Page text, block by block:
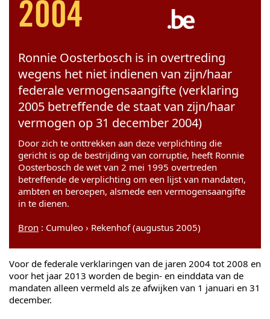
2004
Ronnie Oosterbosch is in overtreding
wegens het niet indienen van zijn/haar
federale vermogensaangifte (verklaring
2005 betreffende de staat van zijn/haar
vermogen op 31 december 2004)
Door zich te onttrekken aan deze verplichting die
gericht is op de bestrijding van corruptie, heeft Ronnie
Oosterbosch de wet van 2 mei 1995 overtreden
betreffende de verplichting om een lijst van mandaten,
ambten en beroepen, alsmede een vermogensaangifte
in te dienen.
Bron : Cumuleo › Rekenhof (augustus 2005)
Voor de federale verklaringen van de jaren 2004 tot 2008 en
voor het jaar 2013 worden de begin- en einddata van de
mandaten alleen vermeld als ze afwijken van 1 januari en 31
december.